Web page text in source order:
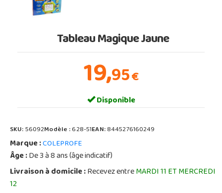
Tableau Magique Jaune
19,95€
Disponible
SKU:56092Modèle :628-51EAN:8445276160249
Marque :COLEPROFE
Âge :De 3 à 8 ans (âge indicatif)
Livraison à domicile :Recevez entreMARDI 11 ET MERCREDI
12